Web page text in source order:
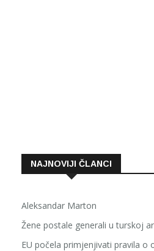
NAJNOVIJI ČLANCI
Aleksandar Marton
Žene postale generali u turskoj
EU počela primjenjivati pravila o